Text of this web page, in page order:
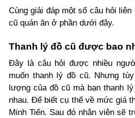
Cùng giải đáp một số câu hỏi liên
cũ quán ăn ở phần dưới đây.
Thanh lý đồ cũ được bao
Đây là câu hỏi được nhiều
muốn thanh lý đồ cũ. Nhưng
lượng của đồ cũ mà bạn thanh
nhau. Để biết cụ thể về mức giá
Minh Tiến. Sau đó nhân viên sẽ